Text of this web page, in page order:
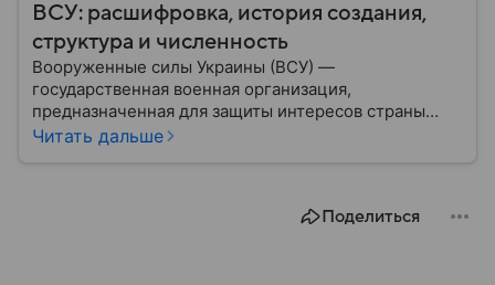
ВСУ: расшифровка, история создания,
структура и численность
Вооруженные силы Украины (ВСУ) —
государственная военная организация,
предназначенная для защиты интересов страны
военным путем. Была создана после
Читать дальше
Поделиться